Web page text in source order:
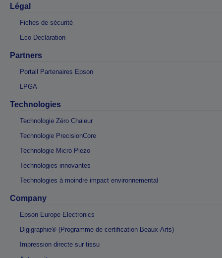
Légal
Fiches de sécurité
Eco Declaration
Partners
Portail Partenaires Epson
LPGA
Technologies
Technologie Zéro Chaleur
Technologie PrecisionCore
Technologie Micro Piezo
Technologies innovantes
Technologies à moindre impact environnemental
Company
Epson Europe Electronics
Digigraphie® (Programme de certification Beaux-Arts)
Impression directe sur tissu